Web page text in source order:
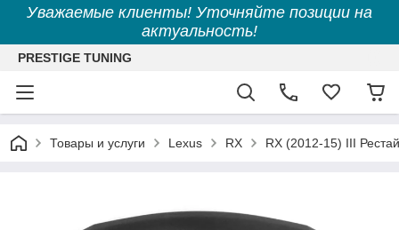
Уважаемые клиенты! Уточняйте позиции на
актуальность!
PRESTIGE TUNING
Товары и услуги Lexus RX RX (2012-15) III